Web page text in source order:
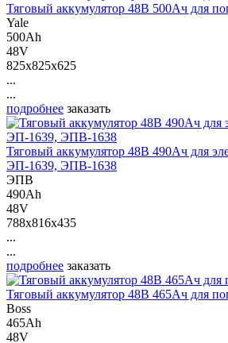
Тяговый аккумулятор 48В 500Ач для
Yale
500Ah
48V
825x825x625
...
...
подробнее заказать
Тяговый аккумулятор 48В 490Ач для
ЭП-1639, ЭПВ-1638
ЭПВ
490Ah
48V
788x816x435
...
...
подробнее заказать
Тяговый аккумулятор 48В 465Ач для
Boss
465Ah
48V